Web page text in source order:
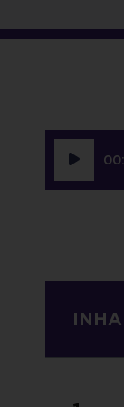
Audio-